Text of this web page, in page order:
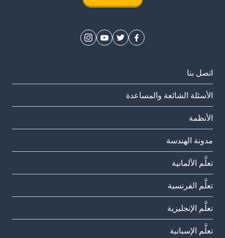
اتصل بنا
الأسئلة الشائعة والمساعدة
الأنظمة
مدونة الهندسة
تعلَّم الألمانية
تعلَّم الفرنسية
تعلَّم الإنجليزية
تعلَّم الإسبانية